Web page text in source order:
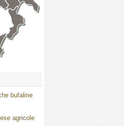
Basilicata
Puglia
bufaline
agricole